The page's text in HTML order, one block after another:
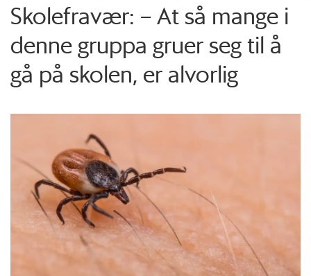
Skolefravær: – At så mange i
denne gruppa gruer seg til å
gå på skolen, er alvorlig